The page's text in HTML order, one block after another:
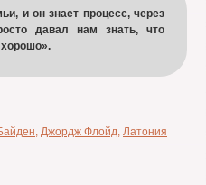
и он знает процесс, через
давал нам знать, что
хорошо».
, Джордж Флойд, Латония